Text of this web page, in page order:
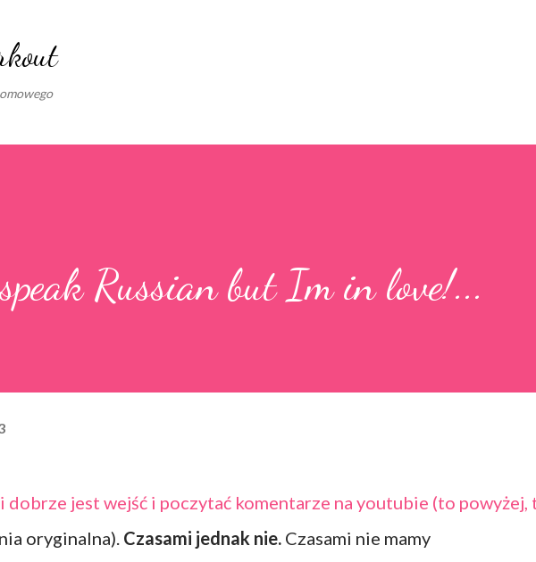
Russian but Im in love!...
dobrze jest wejść i poczytać komentarze na youtubie (to powyżej,
oryginalna). Czasami jednak nie. Czasami nie mamy